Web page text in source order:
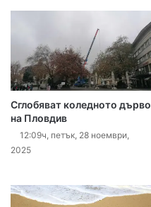
Сглобяват коледното дърво
на Пловдив
12:09ч, петък, 28 ноември,
2025